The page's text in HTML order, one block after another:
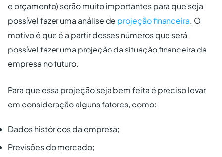
e orçamento) serão muito importantes para que seja
possível fazer uma análise de projeção financeira. O
motivo é que é a partir desses números que será
possível fazer uma projeção da situação financeira da
empresa no futuro.
Para que essa projeção seja bem feita é preciso levar
em consideração alguns fatores, como:
Dados históricos da empresa;
Previsões do mercado;